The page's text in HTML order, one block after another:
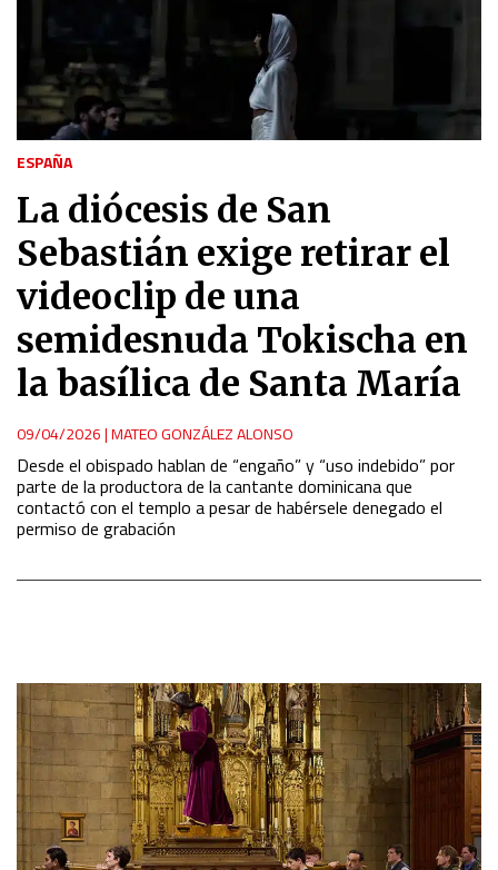
ESPAÑA
La diócesis de San
Sebastián exige retirar el
videoclip de una
semidesnuda Tokischa en
la basílica de Santa María
09/04/2026|MATEO GONZÁLEZ ALONSO
Desde el obispado hablan de “engaño” y “uso indebido” por
parte de la productora de la cantante dominicana que
contactó con el templo a pesar de habérsele denegado el
permiso de grabación